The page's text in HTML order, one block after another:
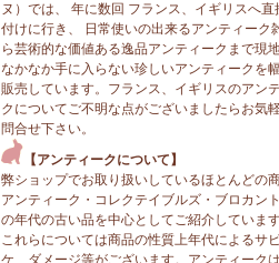
ヌ）では、 年に数回 フランス、イギリスへ直
付けに行き、 日常使いの出来るアンティーク
ら芸術的な価値ある逸品アンティークまで現
なかなか手に入らない珍しいアンティークを
販売しています。フランス、イギリスのアン
クについてご不明な点がございましたらお気
問合せ下さい。
【アンティークについて】
弊ショップでお取り扱いしているほとんどの
アンティーク・コレクテイブルズ・ブロカン
の年代の古い品を中心としてご紹介しています
これらについては商品の性質上年代によるサ
ケ、ダメージ等がございます。アンティーク